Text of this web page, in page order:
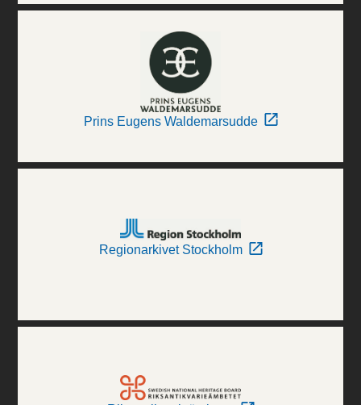
Prins Eugens Waldemarsudde
Regionarkivet Stockholm